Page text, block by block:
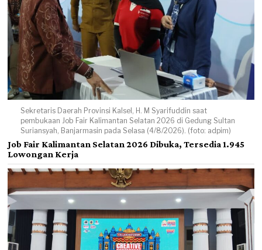
Sekretaris Daerah Provinsi Kalsel, H. M Syarifuddin saat
pembukaan Job Fair Kalimantan Selatan 2026 di Gedung Sultan
Suriansyah, Banjarmasin pada Selasa (4/8/2026). (foto: adpim)
Job Fair Kalimantan Selatan 2026 Dibuka, Tersedia 1.945
Lowongan Kerja